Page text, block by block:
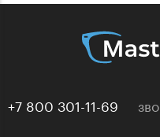
+7 800 301-11-69